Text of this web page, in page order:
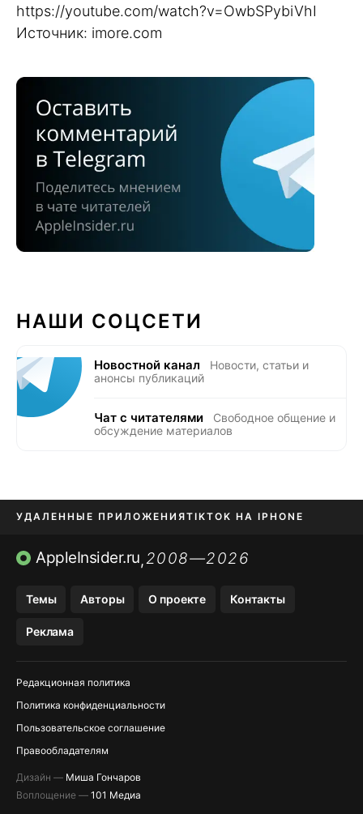
https://youtube.com/watch?v=OwbSPybiVhI
Источник: imore.com
НАШИ СОЦСЕТИ
Новостной канал
Новости, статьи и
анонсы публикаций
Чат с читателями
Свободное общение и
обсуждение материалов
УДАЛЕННЫЕ ПРИЛОЖЕНИЯTIKTOK НА IPHONE
ПРИЛОЖЕНИЯ БЕЗ APP STORE
AppleInsider.ru,2008—2026
Темы Авторы О проекте Контакты
Реклама
Редакционная политика
Политика конфиденциальности
Пользовательское соглашение
Правообладателям
Дизайн — Миша Гончаров
Воплощение — 101 Медиа